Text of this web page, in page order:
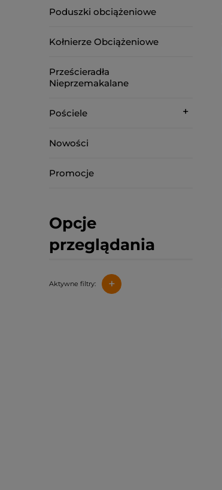
Poduszki obciążeniowe
Kołnierze Obciążeniowe
Prześcieradła
Nieprzemakalane
Pościele
Nowości
Promocje
Opcje
przeglądania
Aktywne filtry: +